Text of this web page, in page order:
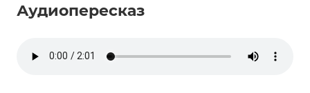
Аудиопересказ